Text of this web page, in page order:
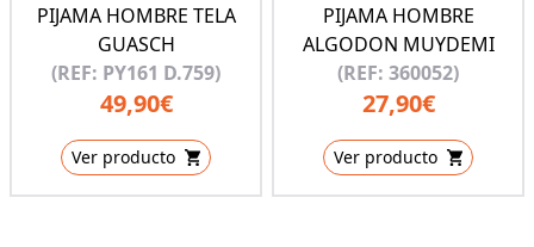
PIJAMA HOMBRE TELA
GUASCH
(REF: PY161 D.759)
49,90€
Ver producto
PIJAMA HOMBRE
ALGODON MUYDEMI
(REF: 360052)
27,90€
Ver producto